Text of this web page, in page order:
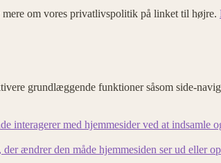
om vores privatlivspolitik på linket til højre.
grundlæggende funktioner såsom side-
interagerer med hjemmesider ved at indsamle
ændrer den måde hjemmesiden ser ud eller